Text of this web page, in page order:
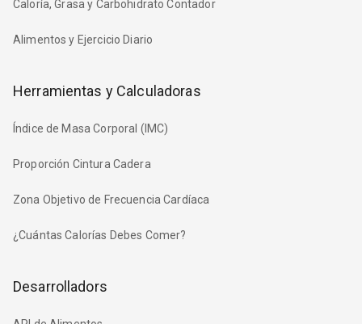
Caloría, Grasa y Carbohidrato Contador
Alimentos y Ejercicio Diario
Herramientas y Calculadoras
Índice de Masa Corporal (IMC)
Proporción Cintura Cadera
Zona Objetivo de Frecuencia Cardíaca
¿Cuántas Calorías Debes Comer?
Desarrolladors